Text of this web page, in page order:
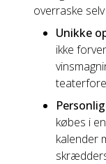
overraske
Unikke
ikke
købes i
kalender